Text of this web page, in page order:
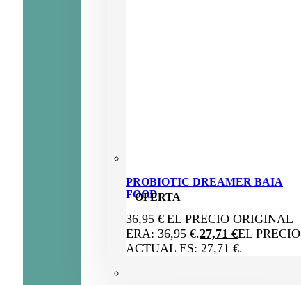
OFERTA
PROBIOTIC DREAMER BAIA
FOOD
36,95€ EL PRECIO ORIGINAL
ERA: 36,95 €.27,71 €EL PRECIO
ACTUAL ES: 27,71 €.